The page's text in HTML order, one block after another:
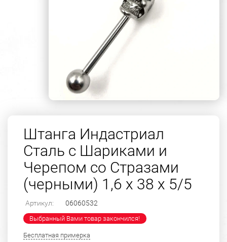
Штанга Индастриал
Сталь с Шариками и
Черепом со Стразами
(черными) 1,6 х 38 х 5/5
Артикул: 06060532
Выбранный Вами товар закончился!
Бесплатная примерка